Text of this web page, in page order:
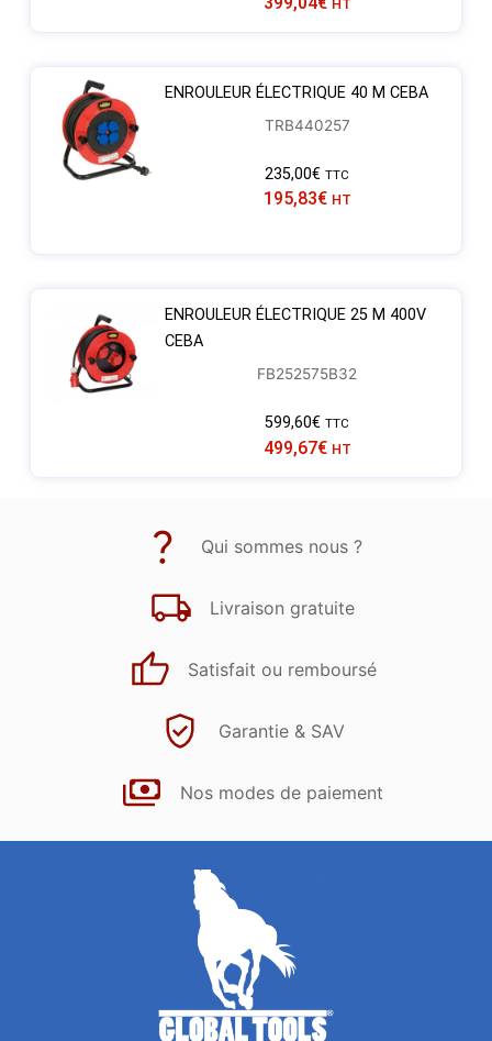
HT
ENROULEUR ÉLECTRIQUE 40 M CEBA
TRB440257
235,00€ TTC
195,83€ HT
ENROULEUR ÉLECTRIQUE 25 M 400V
CEBA
FB252575B32
599,60€ TTC
499,67€ HT
Qui sommes nous ?
Livraison gratuite
Satisfait ou remboursé
Garantie & SAV
Nos modes de paiement